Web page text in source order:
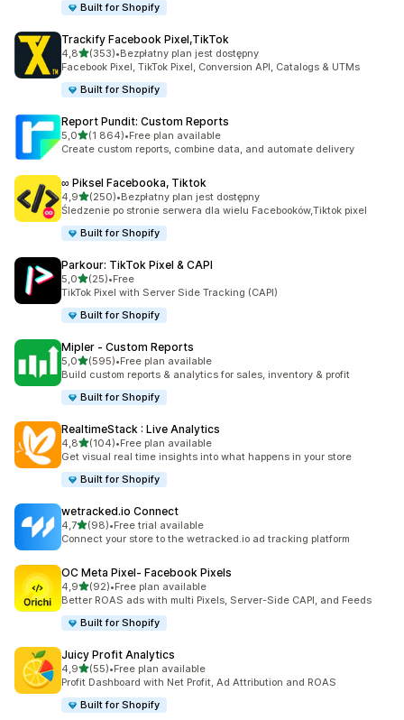
Built for Shopify
Trackify Facebook Pixel,TikTok
4,8na 5 gwiazdek
(353)
Łączna liczba recenzji: 353
•Bezpłatny plan jest dostępny
Facebook Pixel, TikTok Pixel, Conversion API, Catalogs & UTMs
Built for Shopify
Report Pundit: Custom Reports
5,0na 5 gwiazdek
(1 864)
Łączna liczba recenzji: 1864
•Free plan available
Create custom reports, combine data, and automate delivery
∞ Piksel Facebooka, Tiktok
4,9na 5 gwiazdek
(250)
Łączna liczba recenzji: 250
•Bezpłatny plan jest dostępny
Śledzenie po stronie serwera dla wielu Facebooków,Tiktok pixel
Built for Shopify
Parkour: TikTok Pixel & CAPI
5,0na 5 gwiazdek
(25)
Łączna liczba recenzji: 25
•Free
TikTok Pixel with Server Side Tracking (CAPI)
Built for Shopify
Mipler ‑ Custom Reports
5,0na 5 gwiazdek
(595)
Łączna liczba recenzji: 595
•Free plan available
Build custom reports & analytics for sales, inventory & profit
Built for Shopify
RealtimeStack : Live Analytics
4,8na 5 gwiazdek
(104)
Łączna liczba recenzji: 104
•Free plan available
Get visual real time insights into what happens in your store
Built for Shopify
wetracked.io Connect
4,7na 5 gwiazdek
(98)
Łączna liczba recenzji: 98
•Free trial available
Connect your store to the wetracked.io ad tracking platform
OC Meta Pixel‑ Facebook Pixels
4,9na 5 gwiazdek
(92)
Łączna liczba recenzji: 92
•Free plan available
Better ROAS ads with multi Pixels, Server-Side CAPI, and Feeds
Built for Shopify
Juicy Profit Analytics
4,9na 5 gwiazdek
(55)
Łączna liczba recenzji: 55
•Free plan available
Profit Dashboard with Net Profit, Ad Attribution and ROAS
Built for Shopify